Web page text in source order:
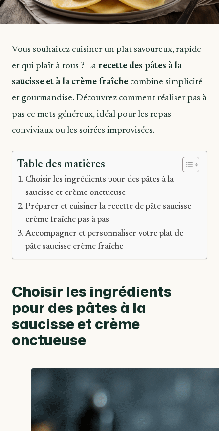
Vous souhaitez cuisiner un plat savoureux, rapide
et qui plaît à tous ? La recette des pâtes à la
saucisse et à la crème fraîche combine simplicité
et gourmandise. Découvrez comment réaliser pas à
pas ce mets généreux, idéal pour les repas
conviviaux ou les soirées improvisées.
Table des matières
Choisir les ingrédients pour des pâtes à la
saucisse et crème onctueuse
Préparer et cuisiner la recette de pâte saucisse
crème fraîche pas à pas
Accompagner et personnaliser votre plat de
pâte saucisse crème fraîche
Choisir les ingrédients
pour des pâtes à la
saucisse et crème
onctueuse